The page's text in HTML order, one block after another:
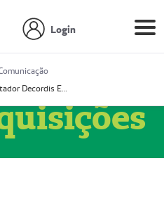
Login
Prestador Decordis Exames Cardiológicos LTDA (51004346-0)